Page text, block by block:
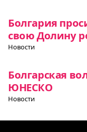
Болгария
свою Долину
Новости
Болгарская
ЮНЕСКО
Новости